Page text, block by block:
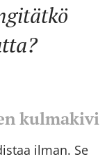
kulmakivi
ilman. Se